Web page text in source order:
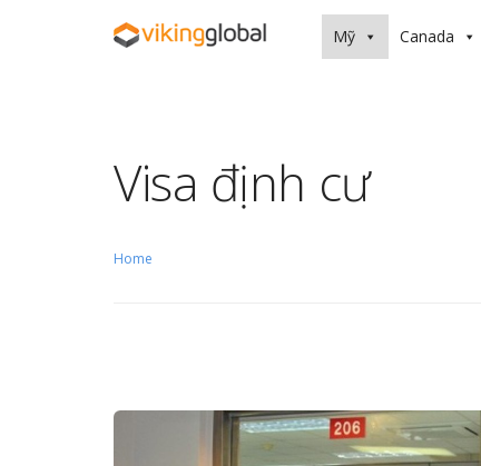
Mỹ Canada
Visa định cư
Home